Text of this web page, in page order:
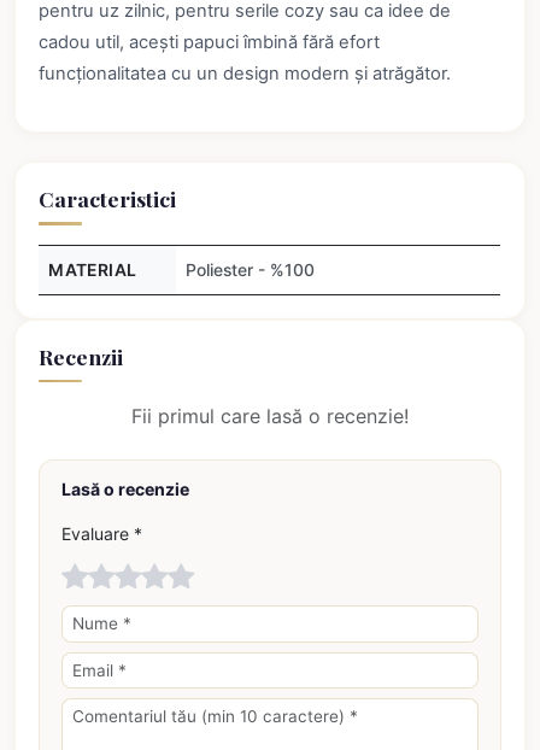
pentru uz zilnic, pentru serile cozy sau ca idee de
cadou util, acești papuci îmbină fără efort
funcționalitatea cu un design modern și atrăgător.
Caracteristici
MATERIAL Poliester - %100
Recenzii
Fii primul care lasă o recenzie!
Lasă o recenzie
Evaluare *